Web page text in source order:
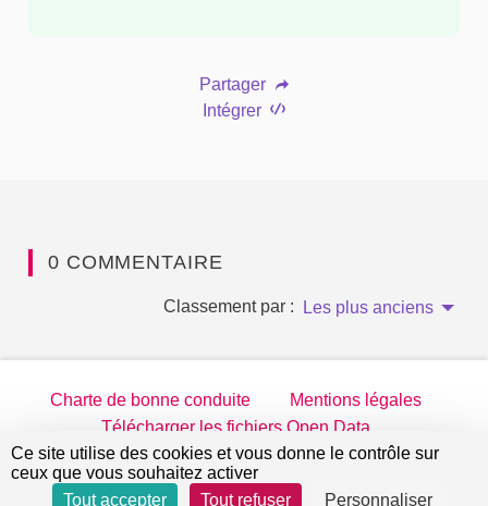
Partager
Intégrer
0 COMMENTAIRE
Classement par : Les plus anciens
Charte de bonne conduite
Mentions légales
Télécharger les fichiers Open Data
jeparticipe.villejuif.fr sur Twitter
jeparticipe.villejuif.fr sur Facebook
jeparticipe.villejuif.fr sur
jeparticipe.villejuif.fr sur
Ce site utilise des cookies et vous donne le contrôle sur
ceux que vous souhaitez activer
Tout accepter
Tout refuser Personnaliser